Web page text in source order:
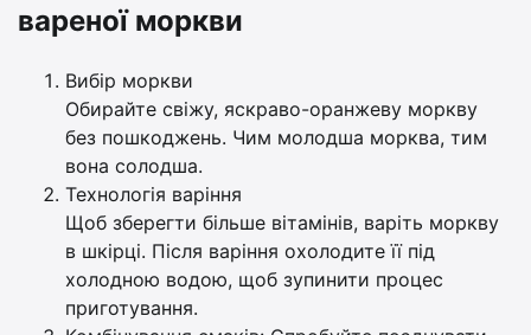
вареної моркви
Вибір моркви
Обирайте свіжу, яскраво-оранжеву моркву
без пошкоджень. Чим молодша морква, тим
вона солодша.
Технологія варіння
Щоб зберегти більше вітамінів, варіть моркву
в шкірці. Після варіння охолодите її під
холодною водою, щоб зупинити процес
приготування.